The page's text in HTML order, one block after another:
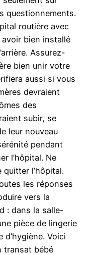
questionnements.
routière avec
bien installé
Assurez-
bien unir votre
aussi si vous
devraient
des
subir, se
leur nouveau
pendant
l’hôpital. Ne
l’hôpital.
les réponses
vers la
: dans la salle-
pièce de lingerie
Voici
transat bébé